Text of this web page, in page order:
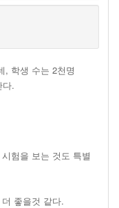
, 학생 수는 2천명
다.
험을 보는 것도 특별
좋을것 같다.